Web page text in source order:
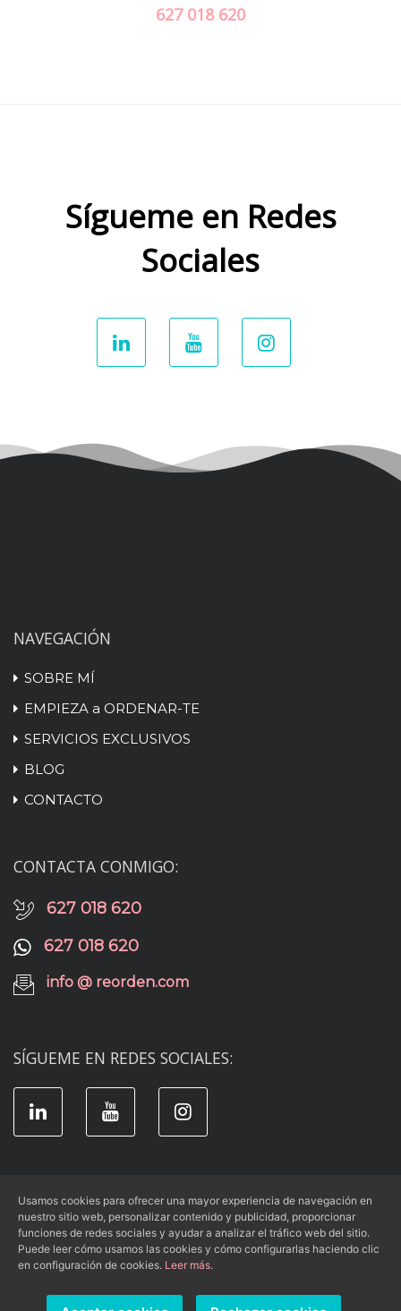
627 018 620
Sígueme en Redes
Sociales
NAVEGACIÓN
SOBRE MÍ
EMPIEZA a ORDENAR-TE
SERVICIOS EXCLUSIVOS
BLOG
CONTACTO
CONTACTA CONMIGO:
627 018 620
627 018 620
info @ reorden.com
SÍGUEME EN REDES SOCIALES:
Aviso Legal | Condiciones de Uso |
Política de Privacidad | Política de Cookies
Usamos cookies para ofrecer una mayor experiencia de navegación en
nuestro sitio web, personalizar contenido y publicidad, proporcionar
funciones de redes sociales y ayudar a analizar el tráfico web del sitio.
Puede leer cómo usamos las cookies y cómo configurarlas haciendo clic
en configuración de cookies. Leer más.